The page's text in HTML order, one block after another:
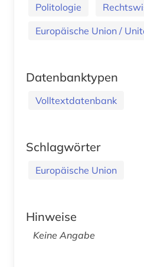
Politologie
Europäische Union /
Datenbanktypen
Volltextdatenbank
Schlagwörter
Europäische Union
Hinweise
Keine Angabe